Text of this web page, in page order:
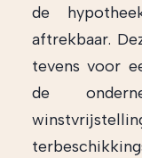
de
aftrekbaar.
tevens voor
de